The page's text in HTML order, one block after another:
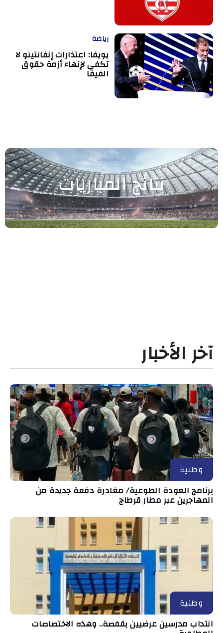
رياضة
يويفا: اعتذارات إنفانتينو لا
تكفي لإنهاء أزمة حقوق
الفيفا
نتائج المباريات
آخر الأخبار
وطنية
برنامج العودة الطوعية/ مغادرة دفعة جديدة من
المهاجرين عبر مطار قرطاج
وطنية
انتداب مدرسين عرضيين بقفصة.. وهذه الاختصاصات